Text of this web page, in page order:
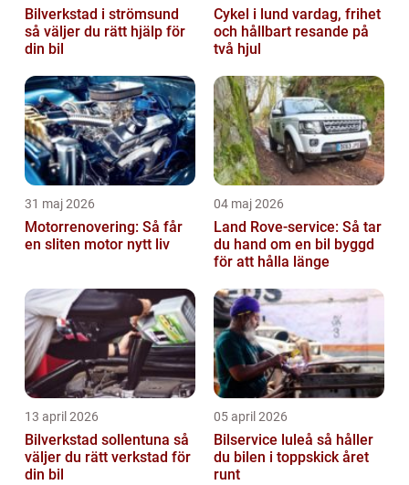
Bilverkstad i strömsund
så väljer du rätt hjälp för
din bil
Cykel i lund vardag, frihet
och hållbart resande på
två hjul
31 maj 2026
Motorrenovering: Så får
en sliten motor nytt liv
04 maj 2026
Land Rove-service: Så tar
du hand om en bil byggd
för att hålla länge
13 april 2026
Bilverkstad sollentuna så
väljer du rätt verkstad för
din bil
05 april 2026
Bilservice luleå så håller
du bilen i toppskick året
runt